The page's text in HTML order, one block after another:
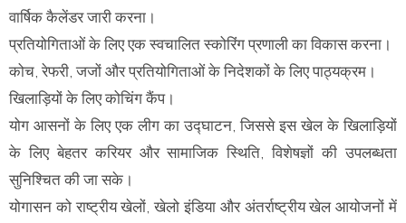
वार्षिक कैलेंडर जारी करना।
प्रतियोगिताओं के लिए एक स्वचालित स्कोरिंग प्रणाली का विकास करना।
कोच, रेफरी, जजों और प्रतियोगिताओं के निदेशकों के लिए पाठ्यक्रम।
खिलाड़ियों के लिए कोचिंग कैंप।
योग आसनों के लिए एक लीग का उद्घाटन, जिससे इस खेल के खिलाड़ियों
के लिए बेहतर करियर और सामाजिक स्थिति, विशेषज्ञों की उपलब्धता
सुनिश्चित की जा सके।
योगासन को राष्ट्रीय खेलों, खेलो इंडिया और अंतर्राष्ट्रीय खेल आयोजनों में